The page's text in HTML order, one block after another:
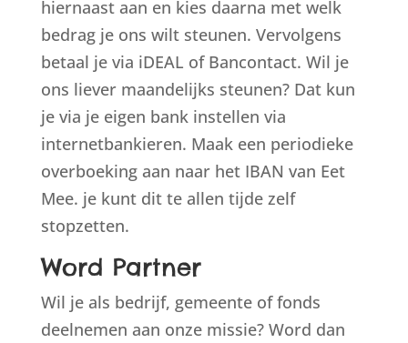
hiernaast aan en kies daarna met welk
bedrag je ons wilt steunen. Vervolgens
betaal je via iDEAL of Bancontact. Wil je
ons liever maandelijks steunen? Dat kun
je via je eigen bank instellen via
internetbankieren. Maak een periodieke
overboeking aan naar het IBAN van Eet
Mee. je kunt dit te allen tijde zelf
stopzetten.
Word Partner
Wil je als bedrijf, gemeente of fonds
deelnemen aan onze missie? Word dan